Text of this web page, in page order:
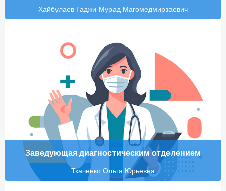
Хайбулаев Гаджи-Мурад Магомедмирзаевич
Заведующая диагностическим отделением
Ткаченко Ольга Юрьевна